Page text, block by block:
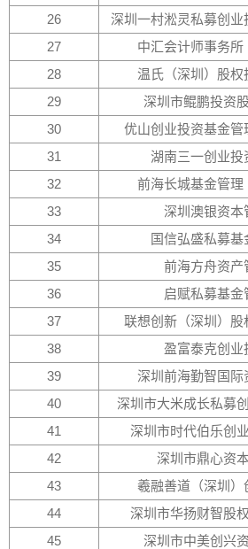
26
深圳一村淞灵私募创
27
中汇会计师事务所
28
温氏（深圳）股权
29
深圳市鲲鹏投资
30
优山创业投资基金管
31
湖南三一创业投
32
前海长城基金管理
33
深圳澳银资本
34
国信弘盛私募基
35
前海方舟资产
36
启赋私募基金
37
联想创新（深圳）股
38
盈富泰克创业
39
深圳前海勤智国际
40
深圳市大米成长私募
41
深圳市时代伯乐创
42
深圳市鼎心资
43
羲融善道（深圳）
44
深圳市华扬财智股
45
深圳市中美创兴